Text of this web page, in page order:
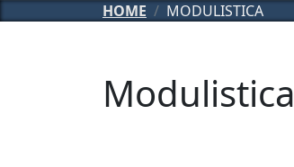
HOME MODULISTICA
Modulistica